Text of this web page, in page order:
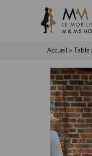
Accueil > Table
Panneau de gestion des